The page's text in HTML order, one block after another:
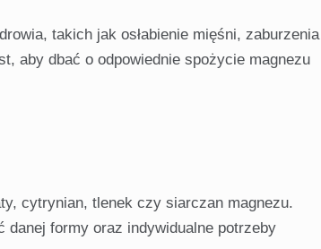
takich jak osłabienie mięśni, zaburzenia
aby dbać o odpowiednie spożycie magnezu
cytrynian, tlenek czy siarczan magnezu.
danej formy oraz indywidualne potrzeby